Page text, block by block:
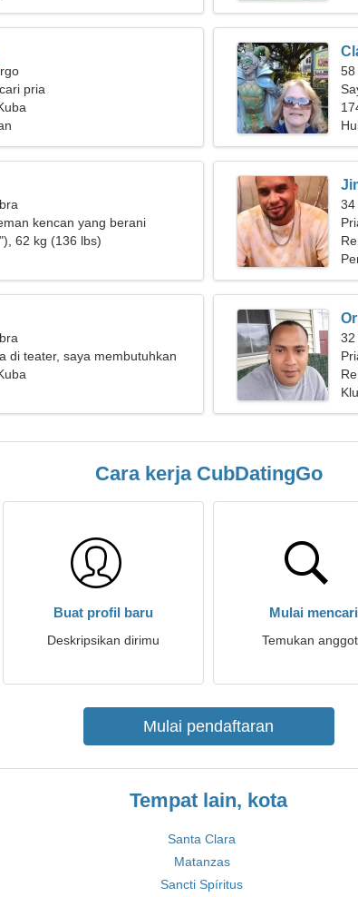
pria
58
kencan yang berani
62 kg (136 lbs)
34
di teater, saya membutuhkan
32
Cara kerja CubDatingGo
Buat profil baru
Deskripsikan dirimu
Mulai mencari
Temukan
Mulai pendaftaran
Tempat lain, kota
Santa Clara
Matanzas
Sancti Spíritus